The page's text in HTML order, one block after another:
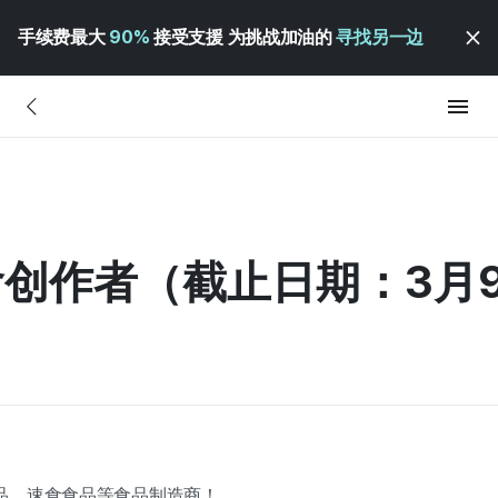
手续费最大 90% 接受支援 为挑战加油的寻找另一边
作者（截止日期：3月